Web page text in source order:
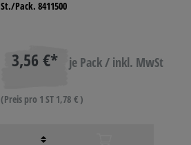
St./Pack. 8411500
3,56 €* je Pack / inkl. MwSt
(Preis pro 1 ST 1,78 € )